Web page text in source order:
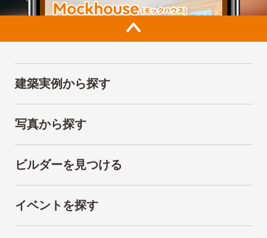
建築実例から探す
写真から探す
ビルダーを見つける
イベントを探す